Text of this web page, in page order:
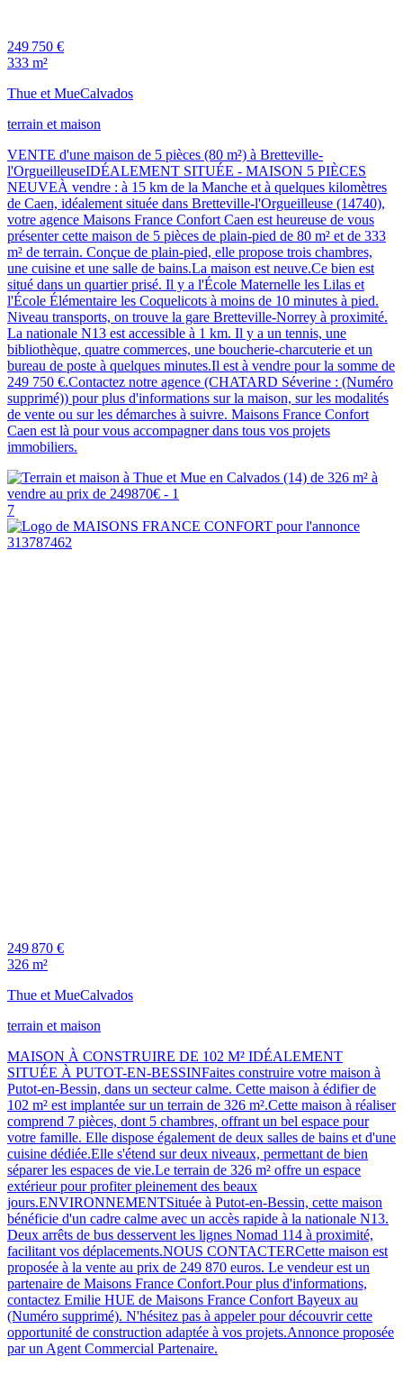
249 750 €
333 m²
Thue et MueCalvados
terrain et maison
VENTE d'une maison de 5 pièces (80 m²) à Bretteville-
l'OrgueilleuseIDÉALEMENT SITUÉE - MAISON 5 PIÈCES
NEUVEÀ vendre : à 15 km de la Manche et à quelques kilomètres
de Caen, idéalement située dans Bretteville-l'Orgueilleuse (14740),
votre agence Maisons France Confort Caen est heureuse de vous
présenter cette maison de 5 pièces de plain-pied de 80 m² et de 333
m² de terrain. Conçue de plain-pied, elle propose trois chambres,
une cuisine et une salle de bains.La maison est neuve.Ce bien est
situé dans un quartier prisé. Il y a l'École Maternelle les Lilas et
l'École Élémentaire les Coquelicots à moins de 10 minutes à pied.
Niveau transports, on trouve la gare Bretteville-Norrey à proximité.
La nationale N13 est accessible à 1 km. Il y a un tennis, une
bibliothèque, quatre commerces, une boucherie-charcuterie et un
bureau de poste à quelques minutes.Il est à vendre pour la somme de
249 750 €.Contactez notre agence (CHATARD Séverine : (Numéro
supprimé)) pour plus d'informations sur la maison, sur les modalités
de vente ou sur les démarches à suivre. Maisons France Confort
Caen est là pour vous accompagner dans tous vos projets
immobiliers.
7
249 870 €
326 m²
Thue et MueCalvados
terrain et maison
MAISON À CONSTRUIRE DE 102 M² IDÉALEMENT
SITUÉE À PUTOT-EN-BESSINFaites construire votre maison à
Putot-en-Bessin, dans un secteur calme. Cette maison à édifier de
102 m² est implantée sur un terrain de 326 m².Cette maison à réaliser
comprend 7 pièces, dont 5 chambres, offrant un bel espace pour
votre famille. Elle dispose également de deux salles de bains et d'une
cuisine dédiée.Elle s'étend sur deux niveaux, permettant de bien
séparer les espaces de vie.Le terrain de 326 m² offre un espace
extérieur pour profiter pleinement des beaux
jours.ENVIRONNEMENTSituée à Putot-en-Bessin, cette maison
bénéficie d'un cadre calme avec un accès rapide à la nationale N13.
Deux arrêts de bus desservent les lignes Nomad 114 à proximité,
facilitant vos déplacements.NOUS CONTACTERCette maison est
proposée à la vente au prix de 249 870 euros. Le vendeur est un
partenaire de Maisons France Confort.Pour plus d'informations,
contactez Emilie HUE de Maisons France Confort Bayeux au
(Numéro supprimé). N'hésitez pas à appeler pour découvrir cette
opportunité de construction adaptée à vos projets.Annonce proposée
par un Agent Commercial Partenaire.